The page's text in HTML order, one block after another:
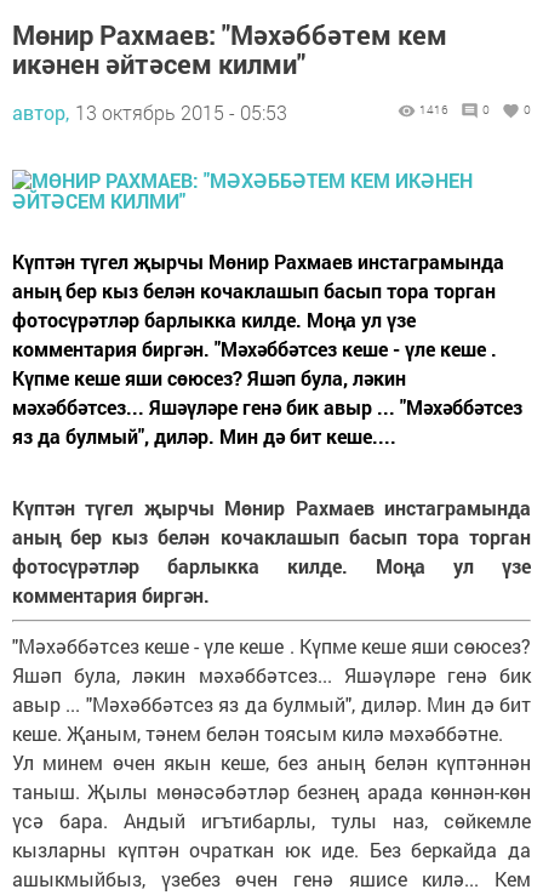
Мөнир Рахмаев: "Мәхәббәтем кем
икәнен әйтәсем килми"
автор, 13 октябрь 2015 - 05:53 1416 0 0
Күптән түгел җырчы Мөнир Рахмаев инстаграмында
аның бер кыз белән кочаклашып басып тора торган
фотосүрәтләр барлыкка килде. Моңа ул үзе
комментария биргән. "Мәхәббәтсез кеше - үле кеше .
Күпме кеше яши сөюсез? Яшәп була, ләкин
мәхәббәтсез... Яшәүләре генә бик авыр ... "Мәхәббәтсез
яз да булмый", диләр. Мин дә бит кеше....
Күптән түгел җырчы Мөнир Рахмаев инстаграмында
аның бер кыз белән кочаклашып басып тора торган
фотосүрәтләр барлыкка килде. Моңа ул үзе
комментария биргән.
"Мәхәббәтсез кеше - үле кеше . Күпме кеше яши сөюсез?
Яшәп була, ләкин мәхәббәтсез... Яшәүләре генә бик
авыр ... "Мәхәббәтсез яз да булмый", диләр. Мин дә бит
кеше. Җаным, тәнем белән тоясым килә мәхәббәтне.
Ул минем өчен якын кеше, без аның белән күптәннән
таныш. Җылы мөнәсәбәтләр безнең арада көннән-көн
үсә бара. Андый игътибарлы, тулы наз, сөйкемле
кызларны күптән очраткан юк иде. Без беркайда да
ашыкмыйбыз, үзебез өчен генә яшисе килә... Кем